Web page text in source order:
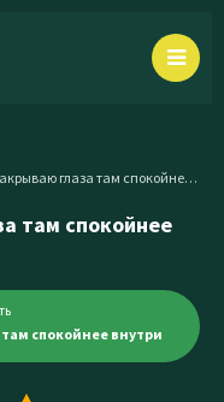
глаза там спокойнее внутри
там спокойнее
там спокойнее внутри